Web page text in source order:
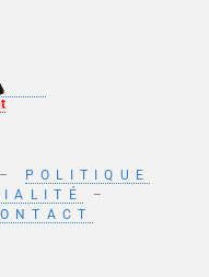
POLITIQUE
–